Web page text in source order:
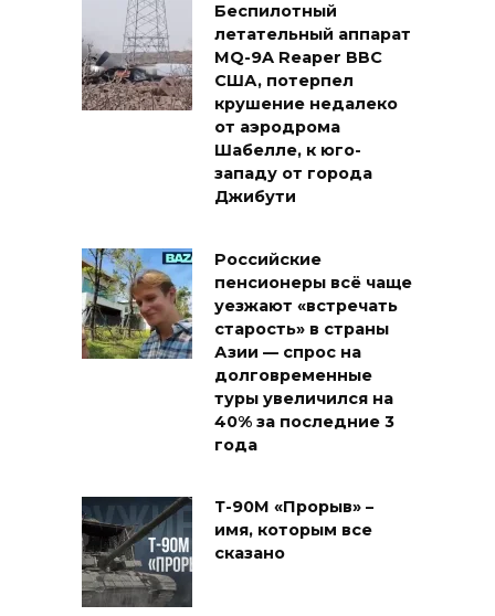
Беспилотный
летательный аппарат
MQ-9A Reaper ВВС
США, потерпел
крушение недалеко
от аэродрома
Шабелле, к юго-
западу от города
Джибути
Российские
пенсионеры всё чаще
уезжают «встречать
старость» в страны
Азии — спрос на
долговременные
туры увеличился на
40% за последние 3
года
Т-90М «Прорыв» –
имя, которым все
сказано